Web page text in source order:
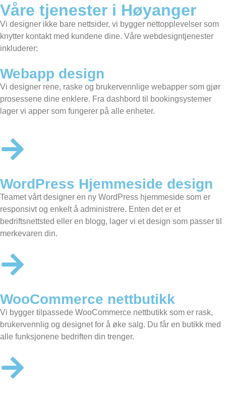
Våre tjenester i Høyanger
Vi designer ikke bare nettsider, vi bygger nettopplevelser som
knytter kontakt med kundene dine. Våre webdesigntjenester
inkluderer:
Webapp design
Vi designer rene, raske og brukervennlige webapper som gjør
prosessene dine enklere. Fra dashbord til bookingsystemer
lager vi apper som fungerer på alle enheter.
WordPress Hjemmeside design
Teamet vårt designer en ny WordPress hjemmeside som er
responsivt og enkelt å administrere. Enten det er et
bedriftsnettsted eller en blogg, lager vi et design som passer til
merkevaren din.
WooCommerce nettbutikk
Vi bygger tilpassede WooCommerce nettbutikk som er rask,
brukervennlig og designet for å øke salg. Du får en butikk med
alle funksjonene bedriften din trenger.